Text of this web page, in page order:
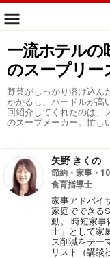
一流ホテルの
のスープリー
野菜がしっかり溶け込ん
かかるし、ハードルが高
回紹介してくれたのは、
のスープメーカー。忙し
矢野 きくの
節約・家事・
食育指導士
家事アドバイ
家庭でできる
動。 時短家事
士」として家
ス削減をテー
リスト（講談